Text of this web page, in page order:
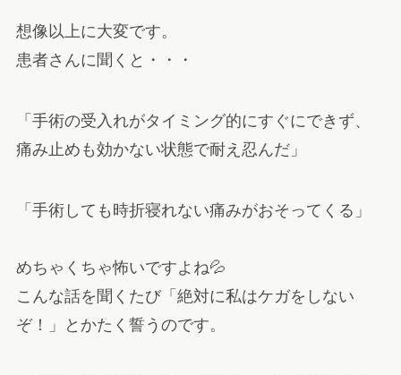
想像以上に大変です。
患者さんに聞くと・・・
「手術の受入れがタイミング的にすぐにできず、
痛み止めも効かない状態で耐え忍んだ」
「手術しても時折寝れない痛みがおそってくる」
めちゃくちゃ怖いですよね💦
こんな話を聞くたび「絶対に私はケガをしない
ぞ！」とかたく誓うのです。